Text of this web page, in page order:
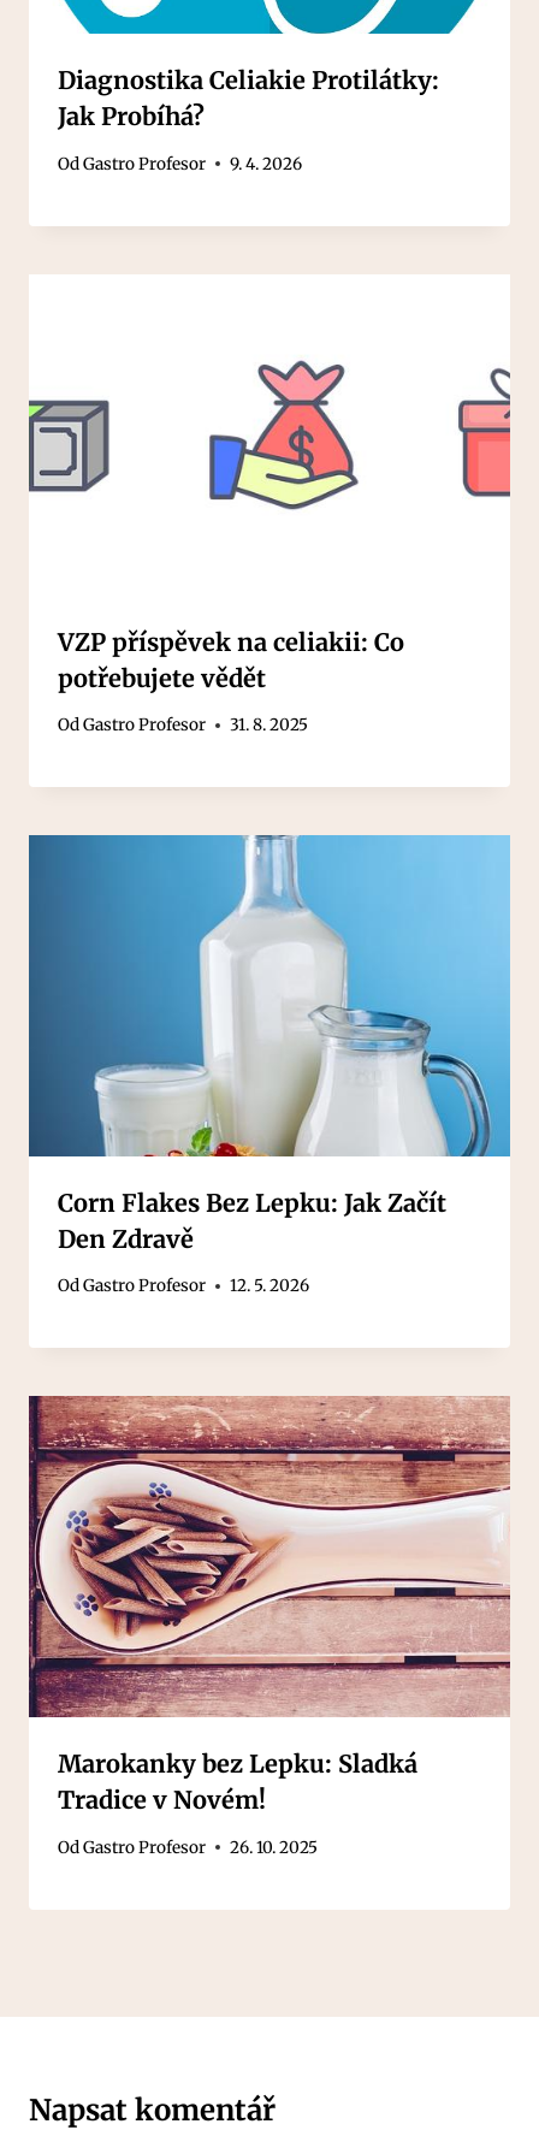
Diagnostika Celiakie Protilátky:
Jak Probíhá?
OdGastro Profesor 9. 4. 2026
VZP příspěvek na celiakii: Co
potřebujete vědět
OdGastro Profesor 31. 8. 2025
Corn Flakes Bez Lepku: Jak Začít
Den Zdravě
OdGastro Profesor 12. 5. 2026
Marokanky bez Lepku: Sladká
Tradice v Novém!
OdGastro Profesor 26. 10. 2025
Napsat komentář